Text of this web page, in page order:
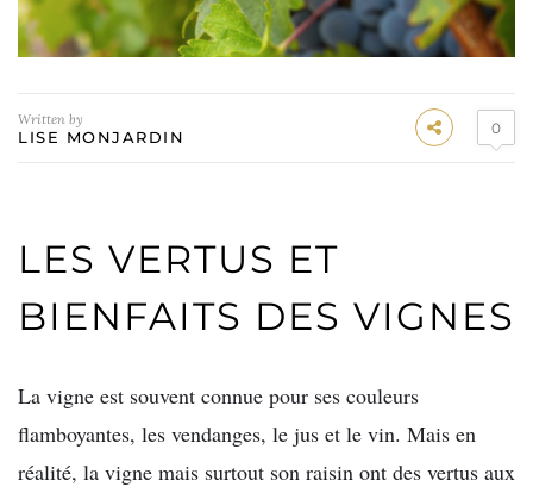
Written by
LISE MONJARDIN 0
LES VERTUS ET
BIENFAITS DES VIGNES
La vigne est souvent connue pour ses couleurs
flamboyantes, les vendanges, le jus et le vin. Mais en
réalité, la vigne mais surtout son raisin ont des vertus aux